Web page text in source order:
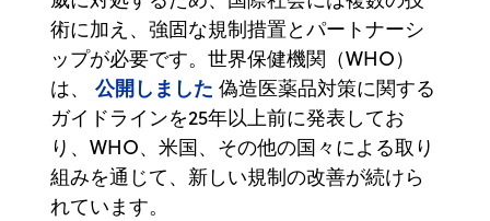
術に加え、強固な規制措置とパートナーシ
ップが必要です。世界保健機関（WHO）
は、 公開しました 偽造医薬品対策に関する
ガイドラインを25年以上前に発表してお
り、WHO、米国、その他の国々による取り
組みを通じて、新しい規制の改善が続けら
れています。